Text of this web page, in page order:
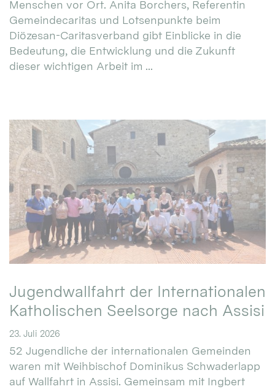
Menschen vor Ort. Anita Borchers, Referentin
Gemeindecaritas und Lotsenpunkte beim
Diözesan-Caritasverband gibt Einblicke in die
Bedeutung, die Entwicklung und die Zukunft
dieser wichtigen Arbeit im ...
Jugendwallfahrt der Internationalen
Katholischen Seelsorge nach Assisi
23. Juli 2026
52 Jugendliche der internationalen Gemeinden
waren mit Weihbischof Dominikus Schwaderlapp
auf Wallfahrt in Assisi. Gemeinsam mit Ingbert